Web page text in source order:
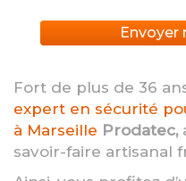
Envoyer
Fort de plus de 36
expert en sécurité
à Marseille Prodatec,
savoir-faire artisanal